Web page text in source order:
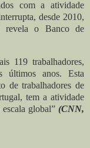
com a atividade
desde 2010,
revela o Banco de
119 trabalhadores,
últimos anos. Esta
de trabalhadores de
tem a atividade
global” (CNN,